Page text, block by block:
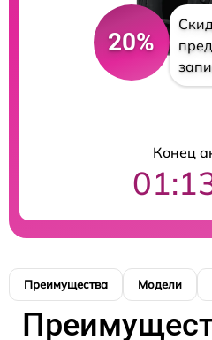
20%
Конец
Преимущества Модели